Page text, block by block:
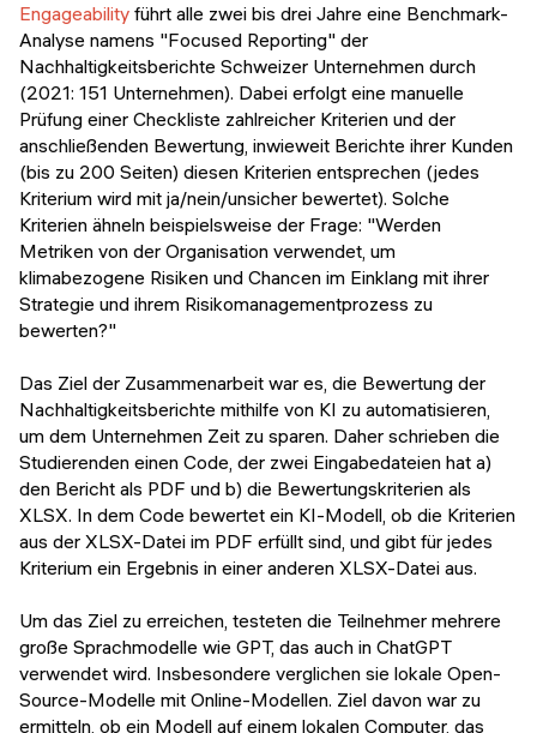
Engageability führt alle zwei bis drei Jahre eine Benchmark-
Analyse namens "Focused Reporting" der
Nachhaltigkeitsberichte Schweizer Unternehmen durch
(2021: 151 Unternehmen). Dabei erfolgt eine manuelle
Prüfung einer Checkliste zahlreicher Kriterien und der
anschließenden Bewertung, inwieweit Berichte ihrer Kunden
(bis zu 200 Seiten) diesen Kriterien entsprechen (jedes
Kriterium wird mit ja/nein/unsicher bewertet). Solche
Kriterien ähneln beispielsweise der Frage: "Werden
Metriken von der Organisation verwendet, um
klimabezogene Risiken und Chancen im Einklang mit ihrer
Strategie und ihrem Risikomanagementprozess zu
bewerten?"
Das Ziel der Zusammenarbeit war es, die Bewertung der
Nachhaltigkeitsberichte mithilfe von KI zu automatisieren,
um dem Unternehmen Zeit zu sparen. Daher schrieben die
Studierenden einen Code, der zwei Eingabedateien hat a)
den Bericht als PDF und b) die Bewertungskriterien als
XLSX. In dem Code bewertet ein KI-Modell, ob die Kriterien
aus der XLSX-Datei im PDF erfüllt sind, und gibt für jedes
Kriterium ein Ergebnis in einer anderen XLSX-Datei aus.
Um das Ziel zu erreichen, testeten die Teilnehmer mehrere
große Sprachmodelle wie GPT, das auch in ChatGPT
verwendet wird. Insbesondere verglichen sie lokale Open-
Source-Modelle mit Online-Modellen. Ziel davon war zu
ermitteln, ob ein Modell auf einem lokalen Computer, das